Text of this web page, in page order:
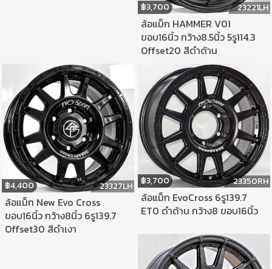
฿3,700 23221LH
ล้อแม็ก HAMMER V01
ขอบ16นิ้ว กว้าง8.5นิ้ว 5รู114.3
Offset20 สีดำด้าน
฿4,400 23327LH
ล้อแม็ก New Evo Cross
ขอบ16นิ้ว กว้าง8นิ้ว 6รู139.7
Offset30 สีดำเงา
฿3,700 23350RH
ล้อแม็ก EvoCross 6รู139.7
ET0 ดำด้าน กว้าง8 ขอบ16นิ้ว